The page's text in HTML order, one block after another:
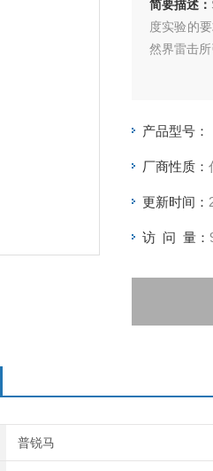
简要描述：
度实验的
然界雷击
产品型号：
厂商性质：
更新时间：
访 问 量：
普锐马